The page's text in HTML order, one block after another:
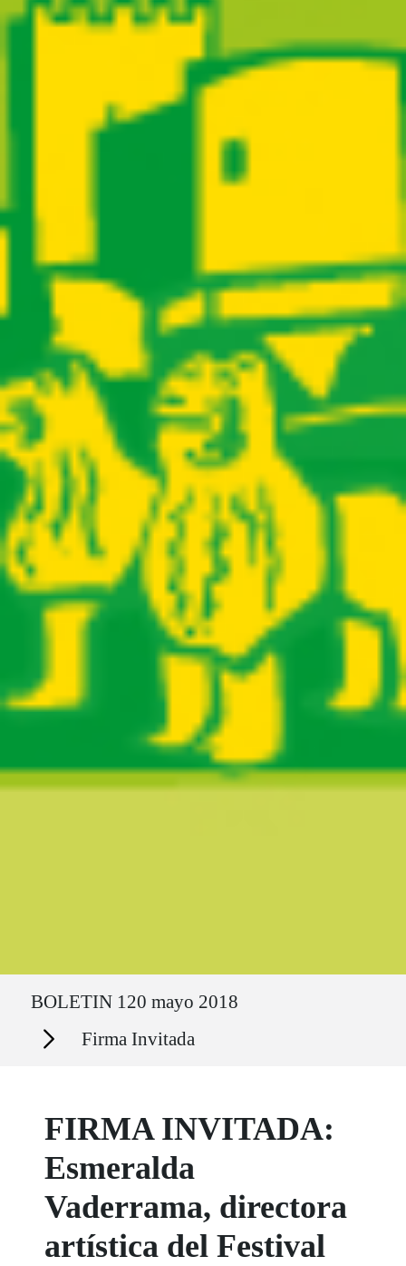
BOLETIN 120 mayo 2018
Secciones Firma Invitada
FIRMA INVITADA:
Esmeralda
Vaderrama, directora
artística del Festival